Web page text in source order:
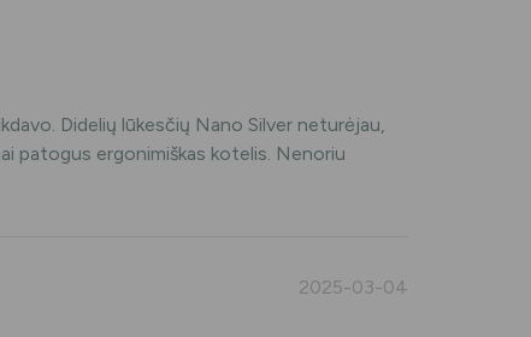
Didelių lūkesčių Nano Silver neturėjau,
patogus ergonimiškas kotelis. Nenoriu
2025-03-04